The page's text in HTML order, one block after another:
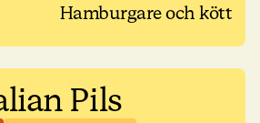
Hamburgare och kött
Pils